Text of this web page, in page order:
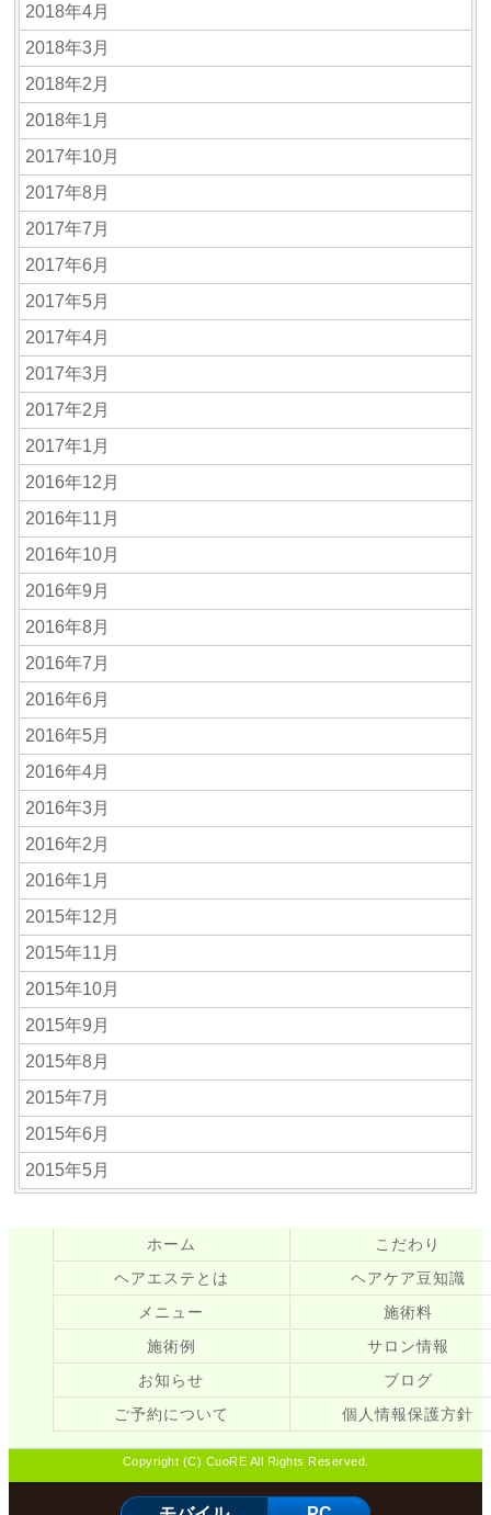
2018年4月
2018年3月
2018年2月
2018年1月
2017年10月
2017年8月
2017年7月
2017年6月
2017年5月
2017年4月
2017年3月
2017年2月
2017年1月
2016年12月
2016年11月
2016年10月
2016年9月
2016年8月
2016年7月
2016年6月
2016年5月
2016年4月
2016年3月
2016年2月
2016年1月
2015年12月
2015年11月
2015年10月
2015年9月
2015年8月
2015年7月
2015年6月
2015年5月
ホーム
こだわり
ヘアエステとは
ヘアケア豆知識
メニュー
施術料
施術例
サロン情報
お知らせ
ブログ
ご予約について
個人情報保護方針
Copyright (C) CuoRE All Rights Reserved.